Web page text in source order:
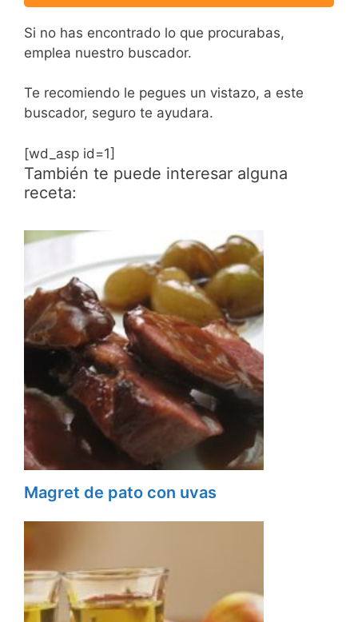
Si no has encontrado lo que procurabas,
emplea nuestro buscador.
Te recomiendo le pegues un vistazo, a este
buscador, seguro te ayudara.
[wd_asp id=1]
También te puede interesar alguna
receta:
Magret de pato con uvas